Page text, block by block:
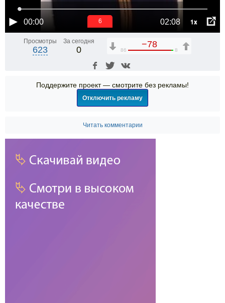
00:00 02:08 1x
5
Просмотры
623
За сегодня
0
−78
86 8
Поддержите проект — смотрите без рекламы!
Отключить рекламу
Читать комментарии